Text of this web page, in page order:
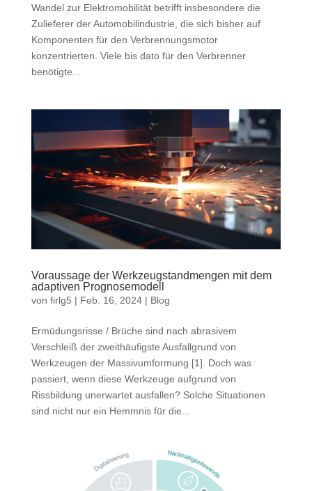
Wandel zur Elektromobilität betrifft insbesondere die
Zulieferer der Automobilindustrie, die sich bisher auf
Komponenten für den Verbrennungsmotor
konzentrierten. Viele bis dato für den Verbrenner
benötigte...
Voraussage der Werkzeugstandmengen mit dem
adaptiven Prognosemodell
von firlg5 | Feb. 16, 2024| Blog
Ermüdungsrisse / Brüche sind nach abrasivem
Verschleiß der zweithäufigste Ausfallgrund von
Werkzeugen der Massivumformung [1]. Doch was
passiert, wenn diese Werkzeuge aufgrund von
Rissbildung unerwartet ausfallen? Solche Situationen
sind nicht nur ein Hemmnis für die...